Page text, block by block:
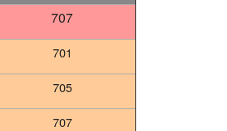
707
701
705
707